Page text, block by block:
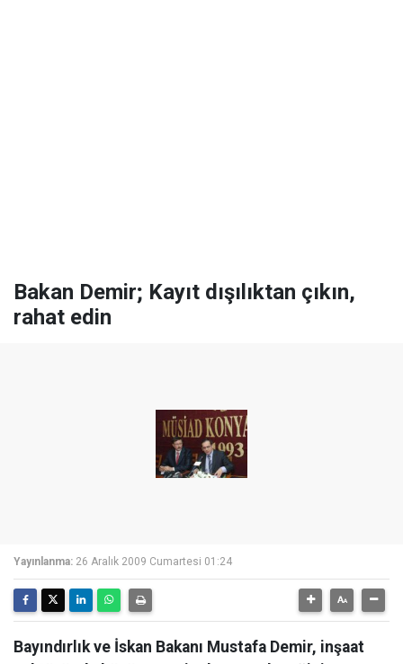
Bakan Demir; Kayıt dışılıktan çıkın,
rahat edin
Yayınlanma: 26 Aralık 2009 Cumartesi 01:24
Bayındırlık ve İskan Bakanı Mustafa Demir, inşaat